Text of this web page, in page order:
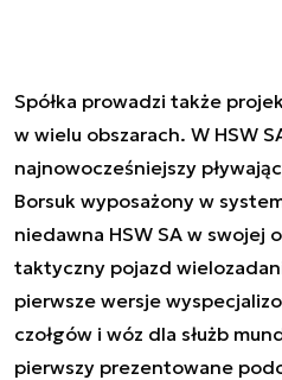
Spółka prowadzi także
w wielu obszarach. W HSW
najnowocześniejszy
Borsuk wyposażony w
niedawna HSW SA w swojej
taktyczny pojazd
pierwsze wersje
czołgów i wóz dla służb
pierwszy prezentowane